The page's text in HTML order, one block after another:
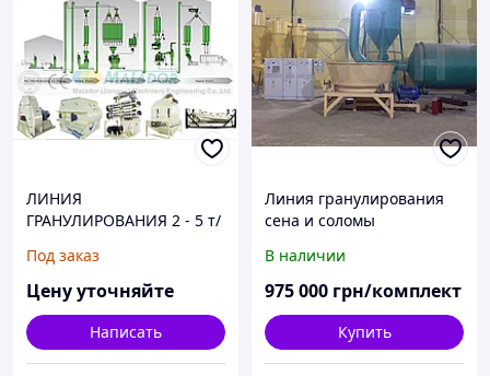
ЛИНИЯ
ГРАНУЛИРОВАНИЯ 2 - 5 т/
Под заказ
Цену уточняйте
Написать
Линия гранулирования
сена и соломы
В наличии
975 000 грн/комплект
Купить